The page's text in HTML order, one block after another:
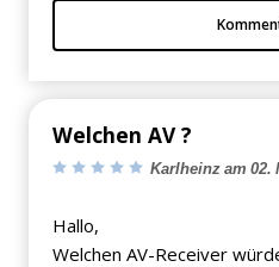
Welchen AV ?
Karlheinz am 02.
Hallo,
Welchen AV-Receiver